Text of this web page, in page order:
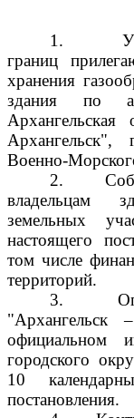
1.
границ
хранения
здания по
Военно-
2.
владельцам
земельных
настоящего
том числе
территорий.
3.
официальном
городского
10
постановления.